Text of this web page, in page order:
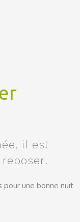
il est
pour une bonne nuit